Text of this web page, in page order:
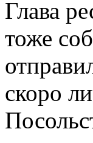
Глава
тоже
скоро